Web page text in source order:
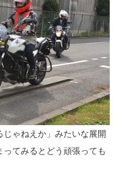
ゃねえか」みたいな展開
てみるとどう頑張っても